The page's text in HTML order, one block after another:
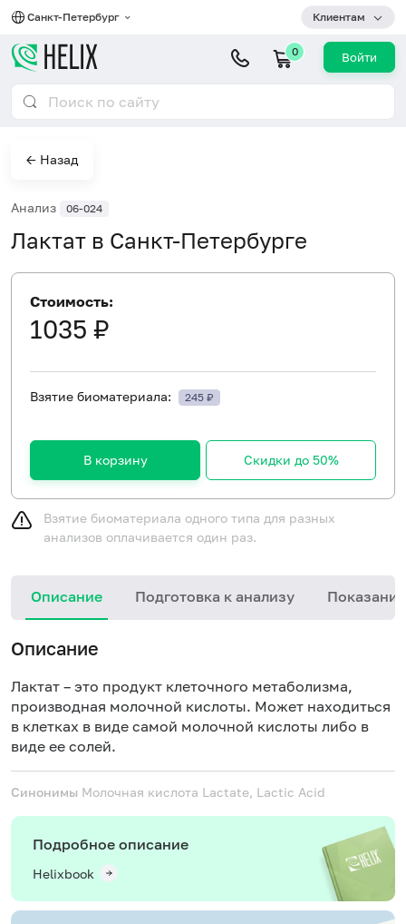
Санкт-Петербург Клиентам
0 Войти
← Назад
Анализ 06-024
Лактат в Санкт-Петербурге
Стоимость:
1035 ₽
Взятие биоматериала: 245 ₽
В корзину Скидки до 50%
Взятие биоматериала одного типа для разных
анализов оплачивается один раз.
Описание Подготовка к анализу
Описание
Лактат – это продукт клеточного метаболизма,
производная молочной кислоты. Может находиться
в клетках в виде самой молочной кислоты либо в
виде ее солей.
Синонимы Молочная кислота Lactate, Lactic Acid
Подробное описание
Helixbook